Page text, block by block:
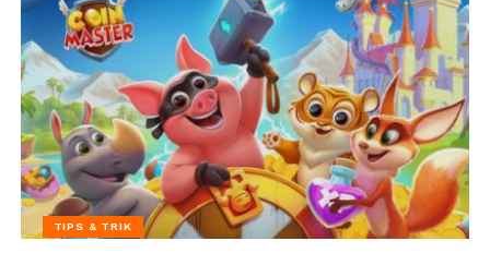
TIPS & TRIK